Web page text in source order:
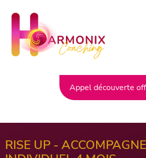
Appel découverte
RISE UP -